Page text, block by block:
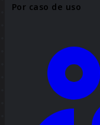
Por caso de uso